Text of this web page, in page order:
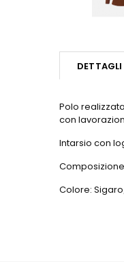
DETTAGLI
Polo
con
Intarsio con
Composizione
Colore: